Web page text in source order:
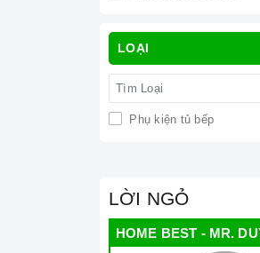
LOẠI
Phụ kiện tủ bếp
LỜI NGỎ
HOME BEST - MR.